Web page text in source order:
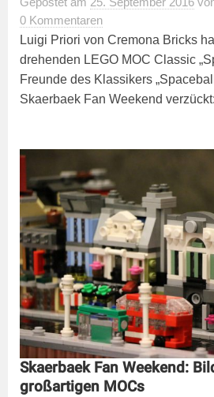
0 Kommentaren
Luigi Priori von Cremona Bricks
drehenden LEGO MOC Classic
Freunde des Klassikers
Skaerbaek Fan Weekend
Skaerbaek Fan Weekend:
großartigen MOCs